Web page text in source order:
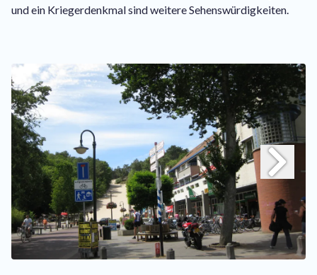
und ein Kriegerdenkmal sind weitere Sehenswürdigkeiten.